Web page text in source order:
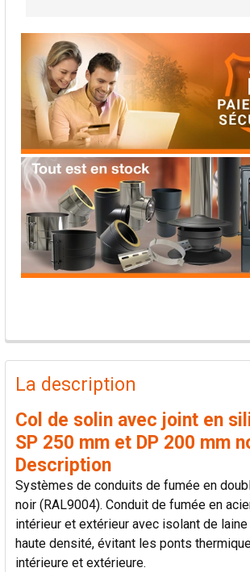
PRODUITS
FRÉQUEMMENT
ACHETÉS
TOUT
SÉLECTIONNER
AJOUTER
LA
SÉLECTION
AU PANIER
La description
Col de solin avec joint en
SP 250 mm et DP 200 mm
Description
Systèmes de conduits de fumée en
noir (RAL9004). Conduit de fumée en
intérieur et extérieur avec isolant de
haute densité, évitant les ponts
intérieure et extérieure.